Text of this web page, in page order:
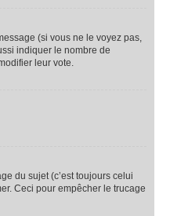
(si vous ne le voyez pas,
indiquer le nombre de
leur vote.
du sujet (c’est toujours celui
Ceci pour empêcher le trucage